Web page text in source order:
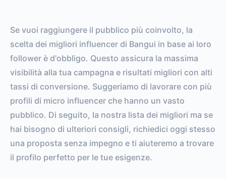
Se vuoi raggiungere il pubblico più coinvolto, la
scelta dei migliori influencer di Bangui in base ai loro
follower è d'obbligo. Questo assicura la massima
visibilità alla tua campagna e risultati migliori con alti
tassi di conversione. Suggeriamo di lavorare con più
profili di micro influencer che hanno un vasto
pubblico. Di seguito, la nostra lista dei migliori ma se
hai bisogno di ulteriori consigli, richiedici oggi stesso
una proposta senza impegno e ti aiuteremo a trovare
il profilo perfetto per le tue esigenze.